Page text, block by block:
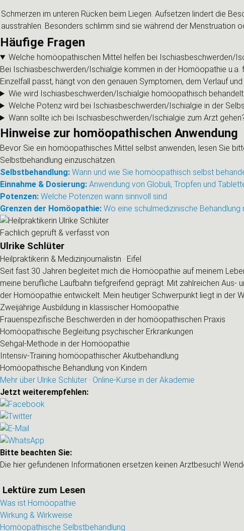
Schmerzen im unteren Rücken beim Liegen. Aufsetzen lindert die
ausstrahlen. Besonders schlimm sind sie während der Menstruation
Häufige Fragen
Welche homöopathischen Mittel helfen bei Ischiasbeschwerden/
Bei Ischiasbeschwerden/Ischialgie kommen in der Homöopathie
Einzelfall passt, hängt von den genauen Symptomen, dem Verlauf
Wie wird Ischiasbeschwerden/Ischialgie homöopathisch
Welche Potenz wird bei Ischiasbeschwerden/Ischialgie in der
Wann sollte ich bei Ischiasbeschwerden/Ischialgie zum Arzt
Hinweise zur homöopathischen Anwendung
Bevor Sie ein homöopathisches Mittel selbst anwenden, lesen Sie
Selbstbehandlung einzuschätzen.
Selbstbehandlung: Wann und wie Sie homöopathisch selbst
Einnahme & Dosierung: Anwendung von Globuli, Tropfen und
Potenzen: Welche Potenzen wann sinnvoll sind
Grenzen der Homöopathie: Wo eine schulmedizinische Behandlung
Fachlich geprüft & verfasst von
Ulrike Schlüter
Heilpraktikerin & Medizinjournalistin · Eifel
Seit fast 30 Jahren begleitet mich die Homöopathie auf meinem
meine berufliche Laufbahn tiefgreifend geprägt. Mit zahlreichen Aus-
der Homöopathie entwickelt. Mein heutiger Schwerpunkt liegt in der
Zweijährige Ausbildung in klassischer Homöopathie
Frauenspezifische Beschwerden in der homöopathischen Praxis
Homöopathische Begleitung psychischer Erkrankungen
Sehgal-Methode in der Homöopathie
Intensiv-Training homöopathischer Akutbehandlung
Homöopathische Behandlung von Kindern
Mehr über Ulrike Schlüter · Online-Kurse in der Akademie
Jetzt weiterempfehlen:
Bitte beachten Sie:
Die hier gefundenen Informationen ersetzen keinen Arztbesuch!
Lektüre zum Lesen
Was ist Homöopathie
Wirkung & Wirkweise
Homöopathische Selbstbehandlung